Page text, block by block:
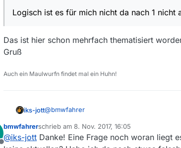
Logisch ist es für mich nicht da nach 1 nicht
Das ist hier schon mehrfach thematisiert
Gruß
Auch ein Maulwurfn findet mal ein Huhn!
iks-jott@bmwfahrer
@bmwfahrersagte in Warum fehlen so
bmwfahrerschrieb am 8. Nov. 2017, 16:05
zuletzt editiert von
@iks-jott Danke! Eine Frage noch woran liegt